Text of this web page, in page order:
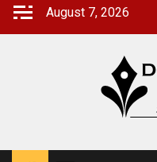
Skip
August 7, 2026